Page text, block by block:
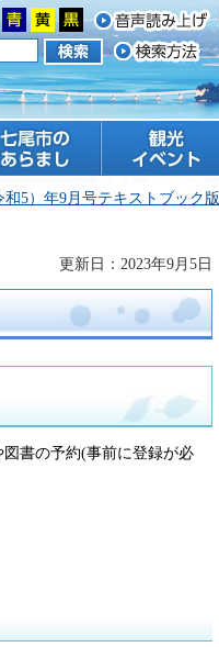
市のあらまし 観光 イベント
和5）年9月号テキストブック版
更新日：2023年9月5日
書の予約(事前に登録が必